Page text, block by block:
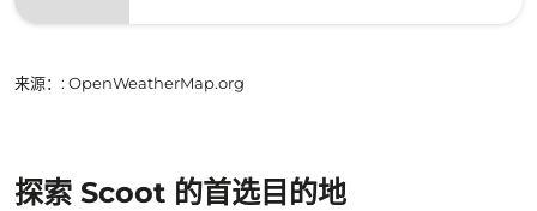
来源： : OpenWeatherMap.org
探索 Scoot 的首选目的地